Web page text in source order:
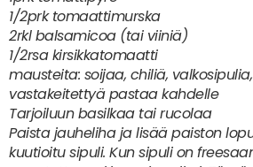
1/2prk tomaattimurska
2rkl balsamicoa (tai viiniä)
1/2rsa kirsikkatomaatti
mausteita: soijaa, chiliä,
vastakeitettyä pastaa kahdelle
Tarjoiluun basilkaa tai rucolaa
Paista jauheliha ja lisää paiston
kuutioitu sipuli. Kun sipuli on